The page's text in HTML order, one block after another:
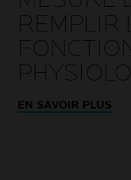
REMPLIR
EN SAVOIR PLUS